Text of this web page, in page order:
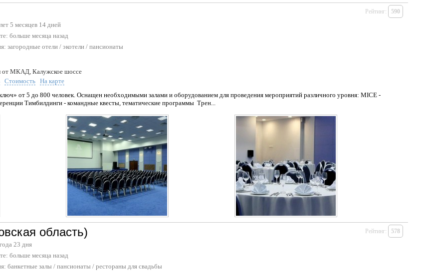
5 месяцев 14 дней
больше месяца назад
загородные отели / экотели / пансионаты
от МКАД, Калужское шоссе
Стоимость На карте
от 5 до 800 человек. Оснащен необходимыми залами и оборудованием для проведения мероприятий различного уровня: MICE -
Тимбилдинги - командные квесты, тематические программы Трен...
Рейтинг: 590
область)
23 дня
больше месяца назад
банкетные залы / пансионаты / рестораны для свадьбы
Рейтинг: 578